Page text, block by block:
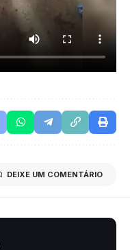
DEIXE UM COMENTÁRIO